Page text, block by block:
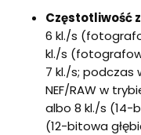
Częstotliwość
6 kl./s
kl./s
7 kl./s; podczas
NEF/RAW w
albo 8 kl./s (14-
(12-bitowa